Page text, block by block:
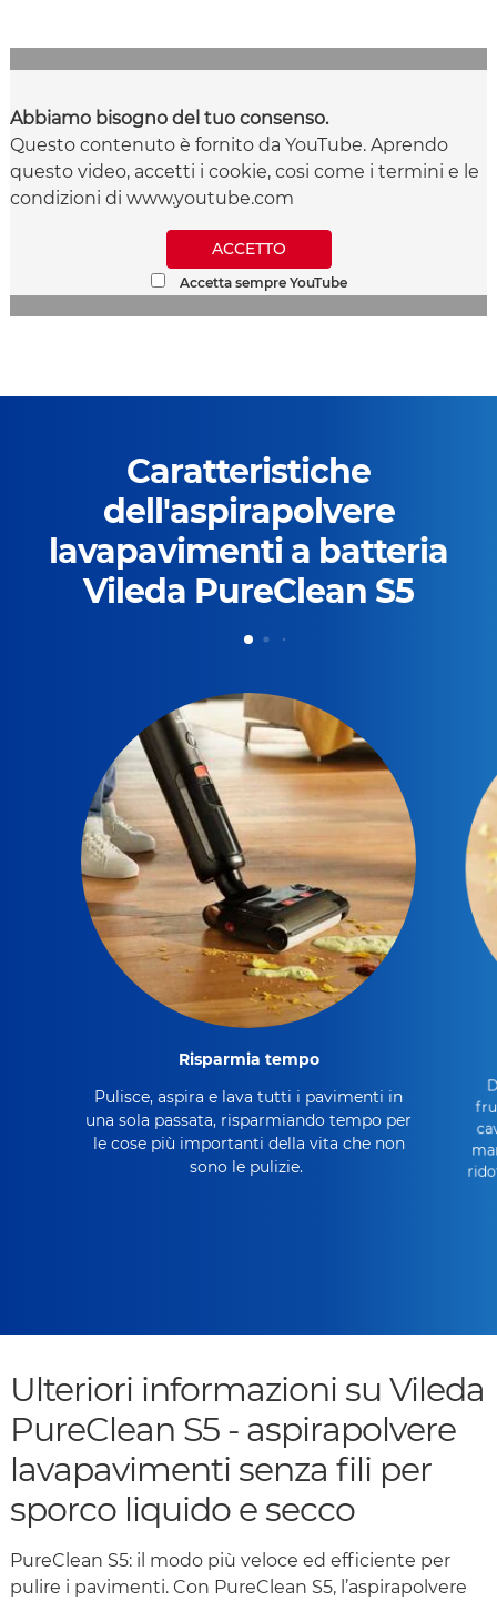
Abbiamo bisogno del tuo consenso.
Questo contenuto è fornito da YouTube. Aprendo
questo video, accetti i cookie, cosi come i termini e le
condizioni di www.youtube.com
ACCETTO
Accetta sempre YouTube
Caratteristiche
dell'aspirapolvere
lavapavimenti a batteria
Vileda PureClean S5
Risparmia tempo
Pulisce, aspira e lava tutti i pavimenti in
una sola passata, risparmiando tempo per
le cose più importanti della vita che non
sono le pulizie.
Ulteriori informazioni su Vileda
PureClean S5 - aspirapolvere
lavapavimenti senza fili per
sporco liquido e secco
PureClean S5: il modo più veloce ed efficiente per
pulire i pavimenti. Con PureClean S5, l’aspirapolvere